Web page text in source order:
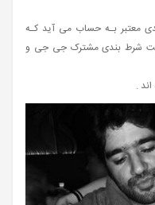
معتبر بـه حساب می‌ آید کـه
شرط بندی مشترک جی جی و
.